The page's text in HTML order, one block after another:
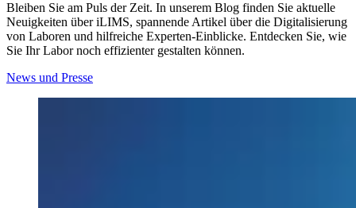
Bleiben Sie am Puls der Zeit. In unserem Blog finden Sie aktuelle
Neuigkeiten über iLIMS, spannende Artikel über die Digitalisierung
von Laboren und hilfreiche Experten-Einblicke. Entdecken Sie, wie
Sie Ihr Labor noch effizienter gestalten können.
News und Presse